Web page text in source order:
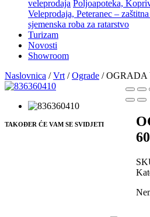
veleprodaja Poljoapoteka,
Veleprodaja, Peteranec –
sjemenska roba za ratarstvo
Turizam
Novosti
Showroom
Naslovnica /Vrt /Ograde / OGRADA
TAKOĐER ĆE VAM SE SVIDJETI